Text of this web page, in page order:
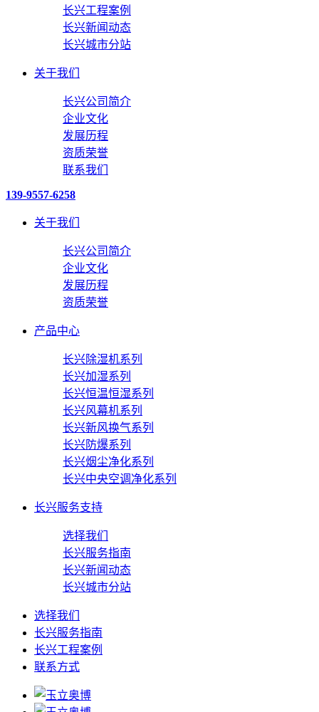
长兴工程案例
长兴新闻动态
长兴城市分站
关于我们
长兴公司简介
企业文化
发展历程
资质荣誉
联系我们
139-9557-6258
关于我们
长兴公司简介
企业文化
发展历程
资质荣誉
产品中心
长兴除湿机系列
长兴加湿系列
长兴恒温恒湿系列
长兴风幕机系列
长兴新风换气系列
长兴防爆系列
长兴烟尘净化系列
长兴中央空调净化系列
长兴服务支持
选择我们
长兴服务指南
长兴新闻动态
长兴城市分站
选择我们
长兴服务指南
长兴工程案例
联系方式